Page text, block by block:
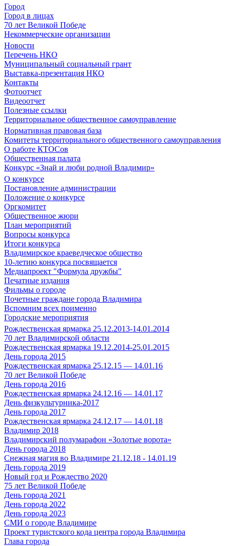
Город
Город в лицах
70 лет Великой Победе
Некоммерческие организации
Новости
Перечень НКО
Муниципальный социальный грант
Выставка-презентация НКО
Контакты
Фотоотчет
Видеоотчет
Полезные ссылки
Территориальное общественное самоуправление
Нормативная правовая база
Комитеты территориального общественного самоуправления
О работе КТОСов
Общественная палата
Конкурс «Знай и люби родной Владимир»
О конкурсе
Постановление администрации
Положение о конкурсе
Оргкомитет
Общественное жюри
План мероприятий
Вопросы конкурса
Итоги конкурса
Владимирское краеведческое общество
10-летию конкурса посвящается
Медиапроект "Формула дружбы"
Печатные издания
Фильмы о городе
Почетные граждане города Владимира
Вспомним всех поименно
Городские мероприятия
Рождественская ярмарка 25.12.2013-14.01.2014
70 лет Владимирской области
Рождественская ярмарка 19.12.2014-25.01.2015
День города 2015
Рождественская ярмарка 25.12.15 — 14.01.16
70 лет Великой Победе
День города 2016
Рождественская ярмарка 24.12.16 — 14.01.17
День физкультурника-2017
День города 2017
Рождественская ярмарка 24.12.17 — 14.01.18
Владимир 2018
Владимирский полумарафон «Золотые ворота»
День города 2018
Снежная магия во Владимире 21.12.18 - 14.01.19
День города 2019
Новый год и Рождество 2020
75 лет Великой Победе
День города 2021
День города 2022
День города 2023
СМИ о городе Владимире
Проект туристского кода центра города Владимира
Глава города